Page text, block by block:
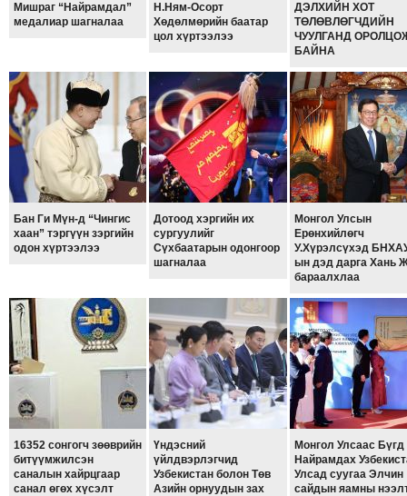
"ОУВС"-
ТОЙРОНД
"ЖИ
ТАЙМ"ЫН
ЭРГЭН
ТОЙРОНД
ГРАНАТ
ДЭЛБЭРСЭН
ОСЛЫН
ТӨВСИЙН
ТОДОТГОЛЫН
ЭРГЭН
ТОЙРОНД
ЕРӨНХИЙЛӨГЧИЙН
СОНГУУЛИЙН
ЭРГЭН
ТОЙРОНД
Мишраг “Найрамдал”
медалиар шагналаа
Н.Ням-Осорт
Хөдөлмөрийн баатар
цол хүртээлээ
ДЭЛХИЙН ХОТ
ТӨЛӨВЛӨГЧДИЙН
ЧУУЛГАНД
БАЙНА
Бан Ги Мүн-д “Чингис
хаан” тэргүүн зэргийн
одон хүртээлээ
Дотоод хэргийн их
сургуулийг
Сүхбаатарын одонгоор
шагналаа
Монгол Улсын
Ерөнхийлөгч
У.Хүрэлсүхэд
ын дэд дарга Хань
бараалхлаа
16352 сонгогч зөөврийн
битүүмжилсэн
саналын хайрцгаар
санал өгөх хүсэлт
Үндэсний
үйлдвэрлэгчид
Узбекистан болон Төв
Азийн орнуудын зах
Монгол Улсаас Бүгд
Найрамдах
Улсад суугаа Элчин
сайдын яамны